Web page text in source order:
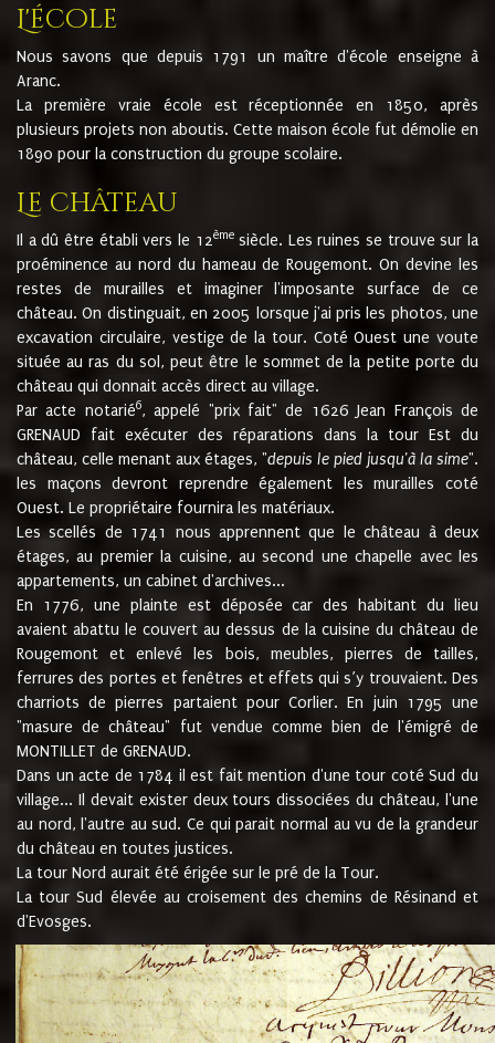
L'école
Nous savons que depuis 1791 un maître d'école enseigne à
Aranc.
La première vraie école est réceptionnée en 1850, après
plusieurs projets non aboutis. Cette maison école fut démolie en
1890 pour la construction du groupe scolaire.
Le château
Il a dû être établi vers le 12èmesiècle. Les ruines se trouve sur la
proéminence au nord du hameau de Rougemont. On devine les
restes de murailles et imaginer l'imposante surface de ce
château. On distinguait, en 2005 lorsque j'ai pris les photos, une
excavation circulaire, vestige de la tour. Coté Ouest une voute
située au ras du sol, peut être le sommet de la petite porte du
château qui donnait accès direct au village.
Par acte notarié6, appelé "prix fait" de 1626 Jean François de
GRENAUD fait exécuter des réparations dans la tour Est du
château, celle menant aux étages, "depuis le pied jusqu'à la sime".
les maçons devront reprendre également les murailles coté
Ouest. Le propriétaire fournira les matériaux.
Les scellés de 1741 nous apprennent que le château à deux
étages, au premier la cuisine, au second une chapelle avec les
appartements, un cabinet d'archives...
En 1776, une plainte est déposée car des habitant du lieu
avaient abattu le couvert au dessus de la cuisine du château de
Rougemont et enlevé les bois, meubles, pierres de tailles,
ferrures des portes et fenêtres et effets qui s’y trouvaient. Des
charriots de pierres partaient pour Corlier. En juin 1795 une
"masure de château" fut vendue comme bien de l'émigré de
MONTILLET de GRENAUD.
Dans un acte de 1784 il est fait mention d'une tour coté Sud du
village... Il devait exister deux tours dissociées du château, l'une
au nord, l'autre au sud. Ce qui parait normal au vu de la grandeur
du château en toutes justices.
La tour Nord aurait été érigée sur le pré de la Tour.
La tour Sud élevée au croisement des chemins de Résinand et
d'Evosges.